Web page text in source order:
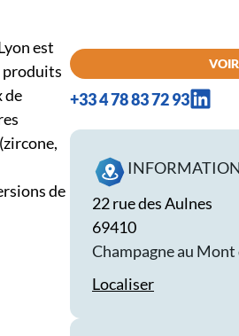
est
produits
de
de
+33 4 78 83 72 93
22 rue des Aulnes
69410
Champagne au Mont
Localiser